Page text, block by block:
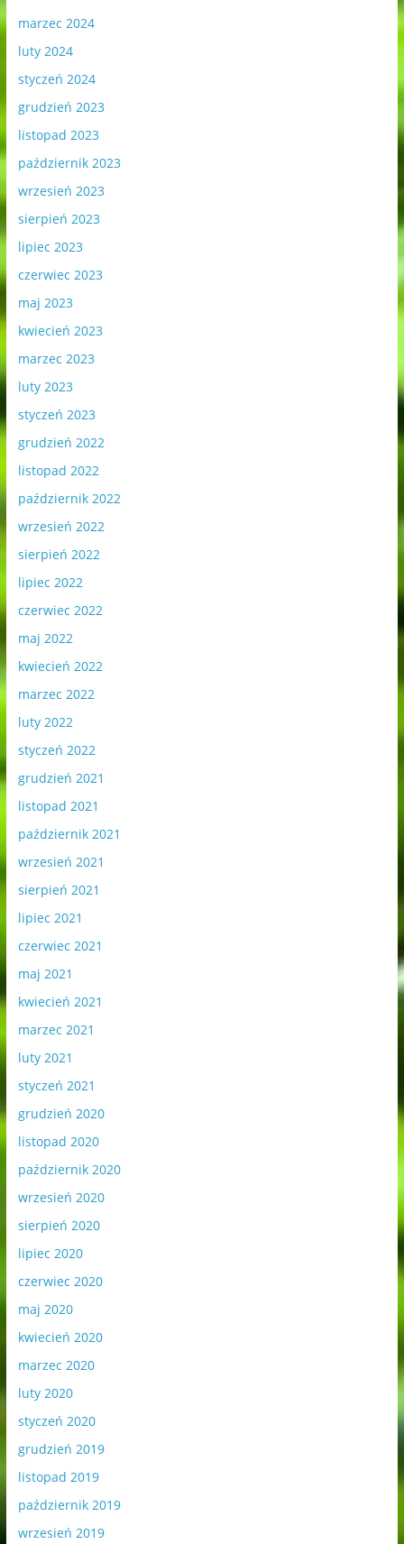
marzec 2024
luty 2024
styczeń 2024
grudzień 2023
listopad 2023
październik 2023
wrzesień 2023
sierpień 2023
lipiec 2023
czerwiec 2023
maj 2023
kwiecień 2023
marzec 2023
luty 2023
styczeń 2023
grudzień 2022
listopad 2022
październik 2022
wrzesień 2022
sierpień 2022
lipiec 2022
czerwiec 2022
maj 2022
kwiecień 2022
marzec 2022
luty 2022
styczeń 2022
grudzień 2021
listopad 2021
październik 2021
wrzesień 2021
sierpień 2021
lipiec 2021
czerwiec 2021
maj 2021
kwiecień 2021
marzec 2021
luty 2021
styczeń 2021
grudzień 2020
listopad 2020
październik 2020
wrzesień 2020
sierpień 2020
lipiec 2020
czerwiec 2020
maj 2020
kwiecień 2020
marzec 2020
luty 2020
styczeń 2020
grudzień 2019
listopad 2019
październik 2019
wrzesień 2019